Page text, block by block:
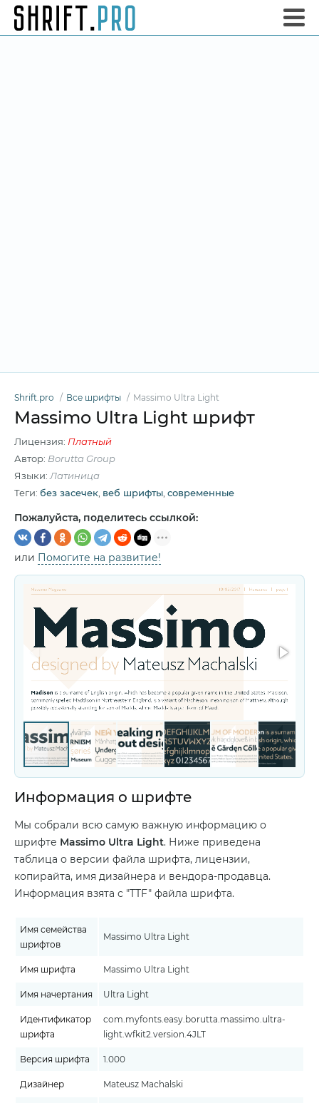
Shrift.pro Все шрифты Massimo Ultra Light
Massimo Ultra Light шрифт
Лицензия: Платный
Автор: Borutta Group
Языки: Латиница
Теги: без засечек веб шрифты современные
Пожалуйста, поделитесь ссылкой:
или Помогите на развитие!
Информация о шрифте
Мы собрали всю самую важную информацию о
шрифте Massimo Ultra Light. Ниже приведена
таблица о версии файла шрифта, лицензии,
копирайта, имя дизайнера и вендора-продавца.
Информация взята с "TTF" файла шрифта.
Имя семейства
шрифтов
Massimo Ultra Light
Имя шрифта Massimo Ultra Light
Имя начертания Ultra Light
Идентификатор
шрифта
com.myfonts.easy.borutta.massimo.ultra-
light.wfkit2.version.4JLT
Версия шрифта 1.000
Дизайнер Mateusz Machalski